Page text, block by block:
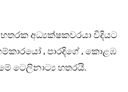
අධ්‍යක්ෂකවරයා විදියට
, පාරදිගේ , කොළඹ
ටෙලිනාට්‍ය හතරයි.